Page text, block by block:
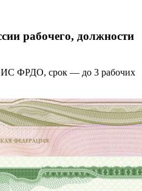
рабочего, должности
ФРДО, срок — до 3 рабочих